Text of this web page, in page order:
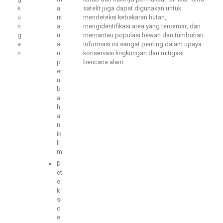
k
u
n
g
a
n
a
nt
a
u
a
n
p
er
u
b
a
h
a
n
ik
li
m
D
et
e
k
si
d
e
satelit juga dapat digunakan untuk
mendeteksi kebakaran hutan,
mengidentifikasi area yang tercemar, dan
memantau populasi hewan dan tumbuhan.
Informasi ini sangat penting dalam upaya
konservasi lingkungan dan mitigasi
bencana alam.